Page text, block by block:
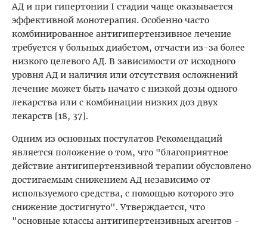
АД и при гипертонии I стадии чаще оказывается
эффективной монотерапия. Особенно часто
комбинированное антигипертензивное лечение
требуется у больных диабетом, отчасти из-за более
низкого целевого АД. В зависимости от исходного
уровня АД и наличия или отсутствия осложнений
лечение может быть начато с низкой дозы одного
лекарства или с комбинации низких доз двух
лекарств [18, 37].
Одним из основных постулатов Рекомендаций
является положение о том, что "благоприятное
действие антигипертензивной терапии обусловлено
достигаемым снижением АД независимо от
используемого средства, с помощью которого это
снижение достигнуто". Утверждается, что
"основные классы антигипертензивных агентов -